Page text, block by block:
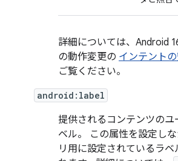
詳細については、Android
の動作変更の インテント
ご覧ください。
android:label
提供されるコンテンツのユ
ベル。 この属性を設定し
リ用に設定されているラ